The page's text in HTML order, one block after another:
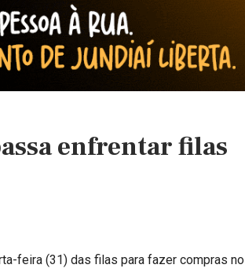
enfrentar filas
feira (31) das filas para fazer compras no